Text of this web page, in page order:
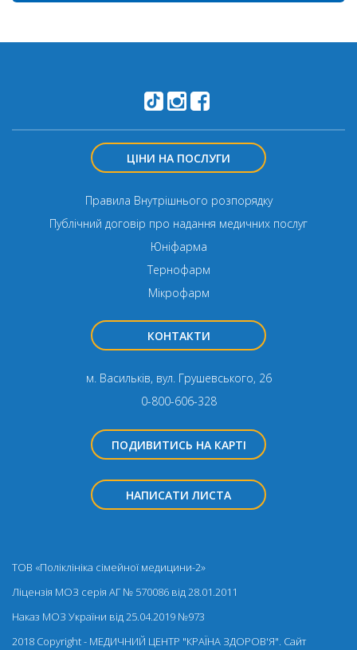
ЦІНИ НА ПОСЛУГИ
Правила Внутрішнього розпорядку
Публічний договір про надання медичних послуг
Юніфарма
Тернофарм
Мікрофарм
КОНТАКТИ
м. Васильків, вул. Грушевського, 26
0-800-606-328
ПОДИВИТИСЬ НА КАРТІ
НАПИСАТИ ЛИСТА
ТОВ «Поліклініка сімейної медицини-2»
Ліцензія МОЗ серія АГ № 570086 від 28.01.2011
Наказ МОЗ України від 25.04.2019 №973
2018 Copyright - МЕДИЧНИЙ ЦЕНТР "КРАЇНА ЗДОРОВ'Я". Cайт